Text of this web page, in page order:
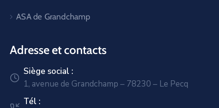
ASA de Grandchamp
Adresse et contacts
Siège social :
1, avenue de Grandchamp – 78230 – Le Pecq
Tél :